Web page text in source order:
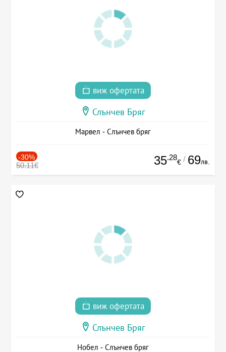
виж офертата
Слънчев Бряг
Марвел - Слънчев бряг
-30%
50.11€ 35.28
€ / 69лв.
виж офертата
Слънчев Бряг
Нобел - Слънчев бряг